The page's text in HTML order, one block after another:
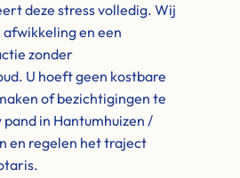
deze stress volledig. Wij
en een
zonder
U hoeft geen kostbare
of bezichtigingen te
in Hantumhuizen /
en regelen het traject